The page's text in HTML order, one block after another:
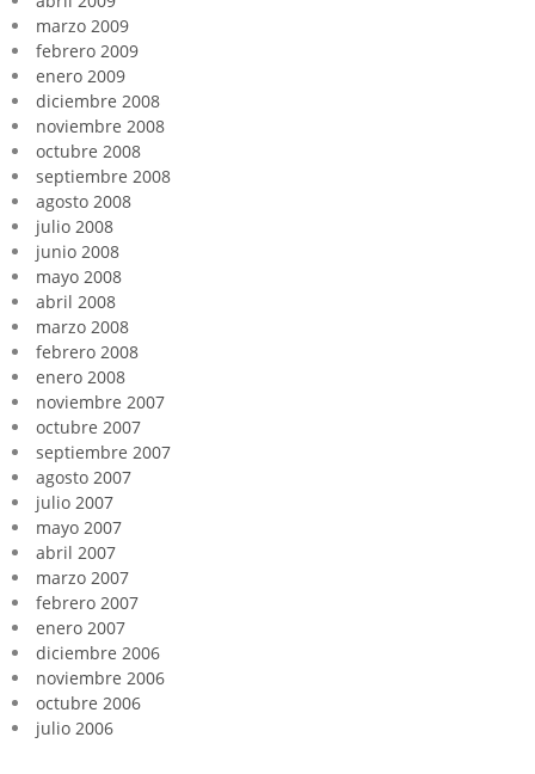
marzo 2009
febrero 2009
enero 2009
diciembre 2008
noviembre 2008
octubre 2008
septiembre 2008
agosto 2008
julio 2008
junio 2008
mayo 2008
abril 2008
marzo 2008
febrero 2008
enero 2008
noviembre 2007
octubre 2007
septiembre 2007
agosto 2007
julio 2007
mayo 2007
abril 2007
marzo 2007
febrero 2007
enero 2007
diciembre 2006
noviembre 2006
octubre 2006
julio 2006